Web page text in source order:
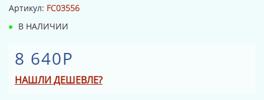
Артикул: FC03556
В НАЛИЧИИ
8 640Р
НАШЛИ ДЕШЕВЛЕ?